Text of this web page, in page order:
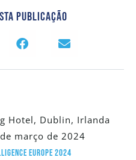
Publicação
Hotel, Dublin, Irlanda
março de 2024
Europe 2024